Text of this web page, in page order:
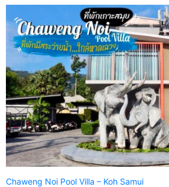
Chaweng Noi Pool Villa – Koh Samui